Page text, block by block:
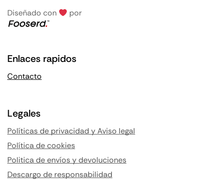
Diseñado con por
Enlaces rapidos
Contacto
Legales
Políticas de privacidad y Aviso legal
Política de cookies
Politica de envíos y devoluciones
Descargo de responsabilidad